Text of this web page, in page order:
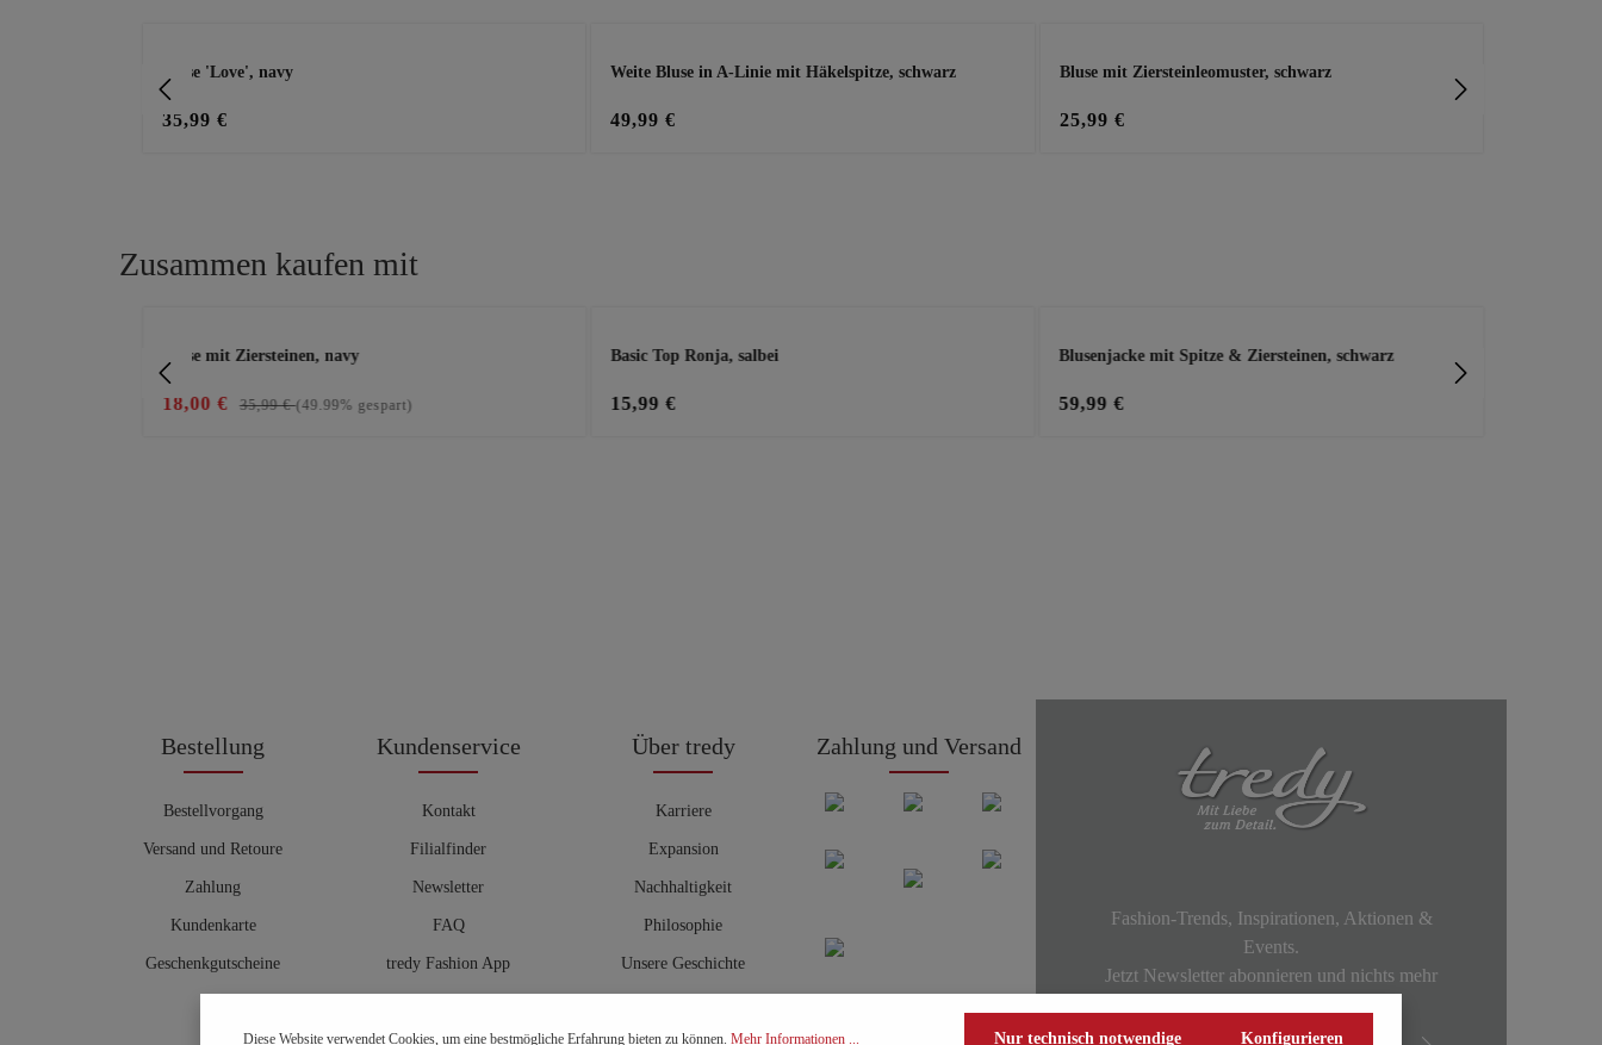
Bluse 'Love', navy
35,99 €
Weite Bluse in A-Linie mit Häkelspitze, schwarz
49,99 €
Bluse mit Ziersteinleomuster, schwarz
25,99 €
Zusammen kaufen mit
Bluse mit Ziersteinen, navy
18,00 € 35,99 €(49.99% gespart)
Basic Top Ronja, salbei
15,99 €
Blusenjacke mit Spitze & Ziersteinen, schwarz
59,99 €
Bestellung
Bestellvorgang
Versand und Retoure
Zahlung
Kundenkarte
Geschenkgutscheine
Kundenservice
Kontakt
Filialfinder
Newsletter
FAQ
tredy Fashion App
Hosenberater
Über tredy
Karriere
Expansion
Nachhaltigkeit
Philosophie
Unsere Geschichte
Zahlung und Versand
Fashion-Trends, Inspirationen, Aktionen &
Events.
Jetzt Newsletter abonnieren und nichts mehr
Diese Website verwendet Cookies, um eine bestmögliche Erfahrung bieten zu können. Mehr Informationen ... Nur technisch notwendige Konfigurieren